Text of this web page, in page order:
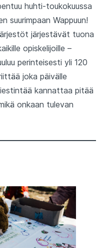
huhti-toukokuussa
suurimpaan Wappuun!
järjestävät tuona
opiskelijoille –
perinteisesti yli 120
joka päivälle
kannattaa pitää
onkaan tulevan